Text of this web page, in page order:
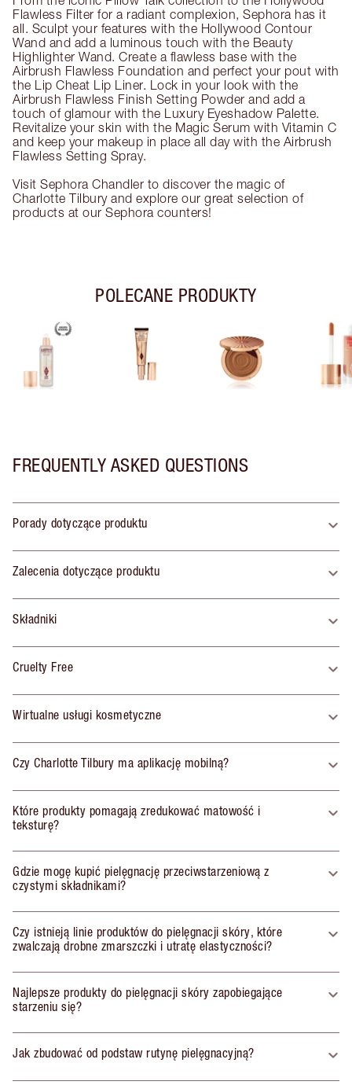
Flawless Filter for a radiant complexion, Sephora has it
all. Sculpt your features with the Hollywood Contour
Wand and add a luminous touch with the Beauty
Highlighter Wand. Create a flawless base with the
Airbrush Flawless Foundation and perfect your pout with
the Lip Cheat Lip Liner. Lock in your look with the
Airbrush Flawless Finish Setting Powder and add a
touch of glamour with the Luxury Eyeshadow Palette.
Revitalize your skin with the Magic Serum with Vitamin C
and keep your makeup in place all day with the Airbrush
Flawless Setting Spray.
Visit Sephora Chandler to discover the magic of
Charlotte Tilbury and explore our great selection of
products at our Sephora counters!
POLECANE PRODUKTY
FREQUENTLY ASKED QUESTIONS
Porady dotyczące produktu
Zalecenia dotyczące produktu
Składniki
Cruelty Free
Wirtualne usługi kosmetyczne
Czy Charlotte Tilbury ma aplikację mobilną?
Które produkty pomagają zredukować matowość i
teksturę?
Gdzie mogę kupić pielęgnację przeciwstarzeniową z
czystymi składnikami?
Czy istnieją linie produktów do pielęgnacji skóry, które
zwalczają drobne zmarszczki i utratę elastyczności?
Najlepsze produkty do pielęgnacji skóry zapobiegające
starzeniu się?
Jak zbudować od podstaw rutynę pielęgnacyjną?